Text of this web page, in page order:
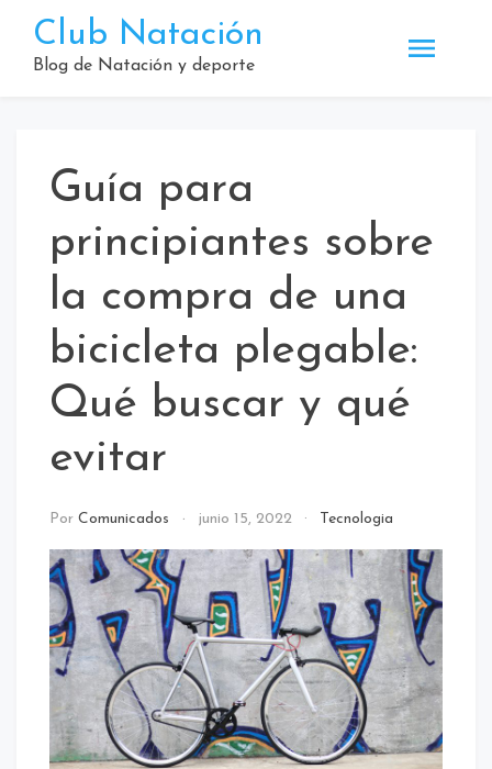
contenido
Club Natación
Blog de Natación y deporte
Guía para
principiantes sobre
la compra de una
bicicleta plegable:
Qué buscar y qué
evitar
Por Comunicados junio 15, 2022 Tecnologia